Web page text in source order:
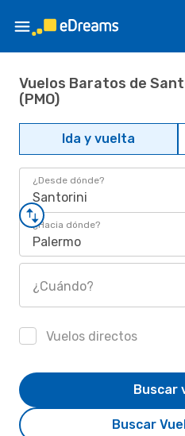
Vuelos Baratos de
(PMO)
Ida y vuelta
¿Desde dónde?
Santorini
¿Hacia dónde?
Palermo
¿Cuándo?
Vuelos directos
Buscar
Buscar